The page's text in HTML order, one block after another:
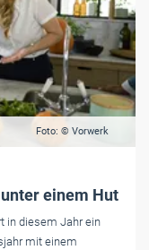
Foto: © Vorwerk
einem Hut
in diesem Jahr ein
mit einem